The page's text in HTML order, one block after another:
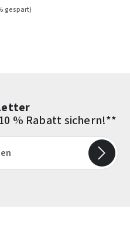
gespart)
% Rabatt sichern!**